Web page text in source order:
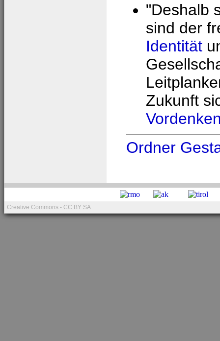
"Deshalb
sind der
Identität
Zukunft
Ordner
Creative Commons - CC BY SA